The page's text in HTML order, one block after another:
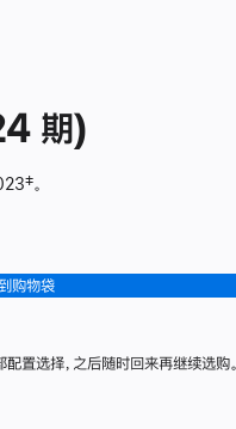
期)
脚
‡。
购物袋
置选择，之后随时回来再继续选购。